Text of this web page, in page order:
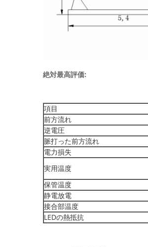
絶対最高評価:
項目
前方流れ
逆電圧
脈打った前方流れ
電力損失
実用温度
保管温度
静電放電
接合部温度
LEDの熱抵抗